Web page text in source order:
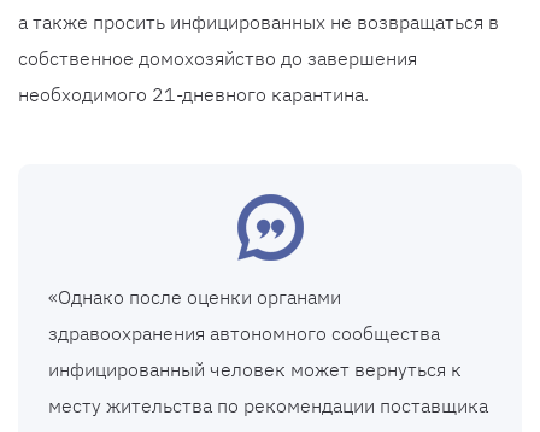
а также просить инфицированных не возвращаться в
собственное домохозяйство до завершения
необходимого 21-дневного карантина.
«Однако после оценки органами
здравоохранения автономного сообщества
инфицированный человек может вернуться к
месту жительства по рекомендации поставщика